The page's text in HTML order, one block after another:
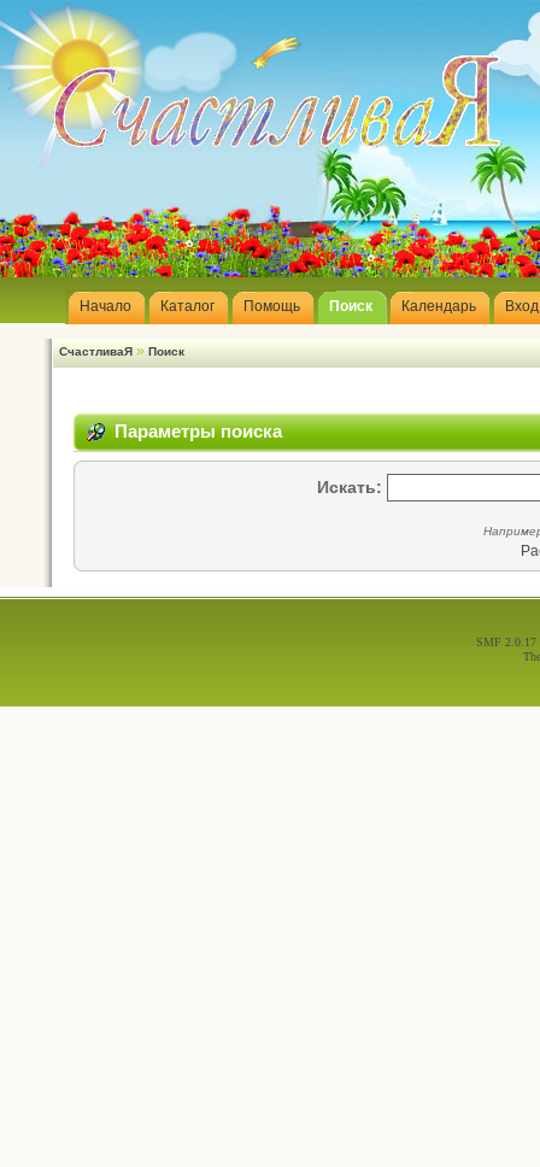
Начало Каталог Помощь Поиск Календарь Вход
СчастливаЯ » Поиск
Параметры поиска
Искать:
SMF 2.0.17